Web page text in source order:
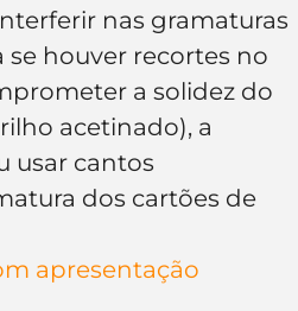
nas gramaturas
se houver recortes no
a solidez do
acetinado), a
usar cantos
dos cartões de
apresentação